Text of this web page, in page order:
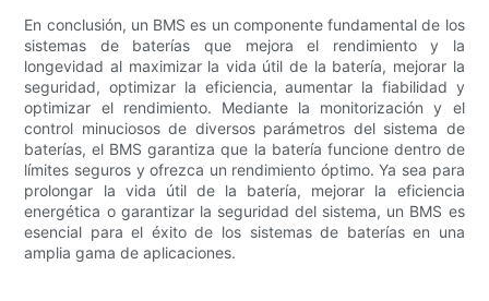
En conclusión, un BMS es un componente fundamental de los
sistemas de baterías que mejora el rendimiento y la
longevidad al maximizar la vida útil de la batería, mejorar la
seguridad, optimizar la eficiencia, aumentar la fiabilidad y
optimizar el rendimiento. Mediante la monitorización y el
control minuciosos de diversos parámetros del sistema de
baterías, el BMS garantiza que la batería funcione dentro de
límites seguros y ofrezca un rendimiento óptimo. Ya sea para
prolongar la vida útil de la batería, mejorar la eficiencia
energética o garantizar la seguridad del sistema, un BMS es
esencial para el éxito de los sistemas de baterías en una
amplia gama de aplicaciones.